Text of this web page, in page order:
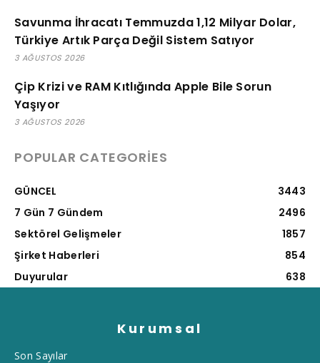
Savunma İhracatı Temmuzda 1,12 Milyar Dolar,
Türkiye Artık Parça Değil Sistem Satıyor
3 AĞUSTOS 2026
Çip Krizi ve RAM Kıtlığında Apple Bile Sorun
Yaşıyor
3 AĞUSTOS 2026
POPULAR CATEGORIES
GÜNCEL
3443
7 Gün 7 Gündem
2496
Sektörel Gelişmeler
1857
Şirket Haberleri
854
Duyurular
638
Kurumsal
Son Sayılar